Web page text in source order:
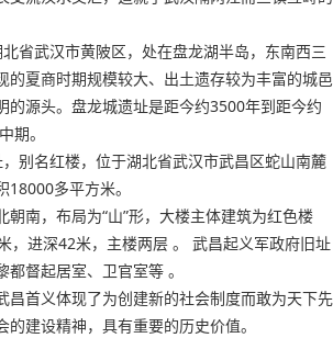
省武汉市黄陂区，处在盘龙湖半岛，东南西三
的夏商时期规模较大、出土遗存较为丰富的城邑
的源头。盘龙城遗址是距今约3500年到距今约
期。
别名红楼，位于湖北省武汉市武昌区蛇山南麓
多平方米。
朝南，布局为“山”形，大楼主体建筑为红色楼
，进深42米，主楼两层 。 武昌起义军政府旧址
督起居室、卫官室等 。
昌首义体现了为创建新的社会制度而敢为天下先
建设精神，具有重要的历史价值。